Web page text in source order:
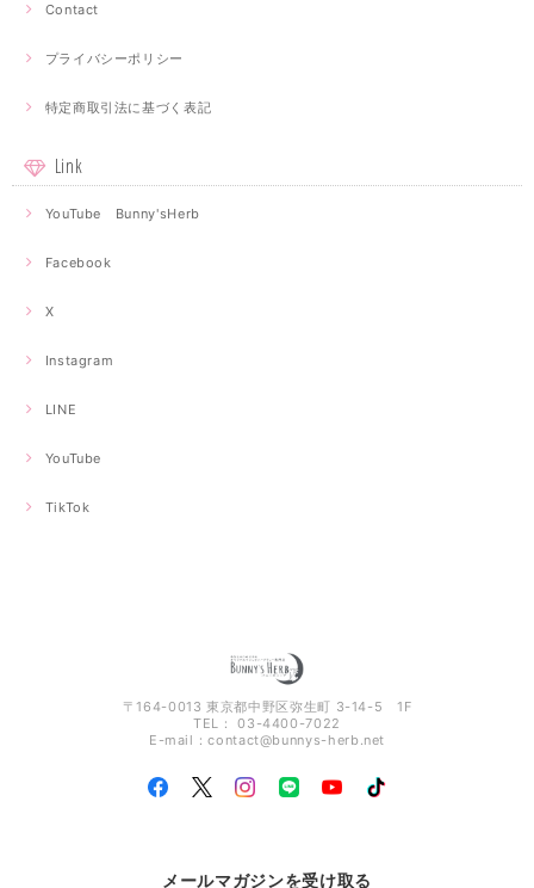
Contact
プライバシーポリシー
特定商取引法に基づく表記
Link
YouTube Bunny'sHerb
Facebook
X
Instagram
LINE
YouTube
TikTok
〒164-0013 東京都中野区弥生町 3-14-5 1F
TEL： 03-4400-7022
E-mail：contact@bunnys-herb.net
メールマガジンを受け取る